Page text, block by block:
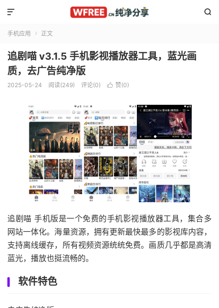


手机应用  正文
追剧喵 v3.1.5 手机影视播放器工具，蓝光画
质，去广告纯净版
2025-05-24 阅读(249) 评论(0)  赞(0)
追剧喵 手机版是一个免费的手机影视播放器工具，集合多
网站一体化。海量资源，拥有更新最快最多的影视库内容，
支持离线缓存，所有视频资源统统免费。画质几乎都是高清
蓝光，播放也挺流畅的。
软件特色